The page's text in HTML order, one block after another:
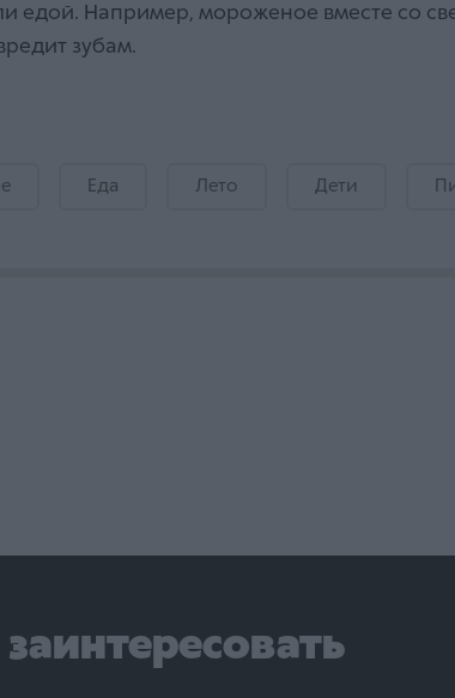
едой. Например, мороженое вместе со
зубам.
Еда Лето Дети